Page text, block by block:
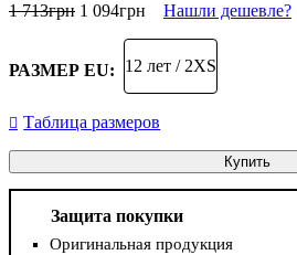
1 713грн 1 094грн Нашли дешевле?
РАЗМЕР EU: 12 лет / 2XS
Таблица размеров
Купить
Защита покупки
Оригинальная продукция